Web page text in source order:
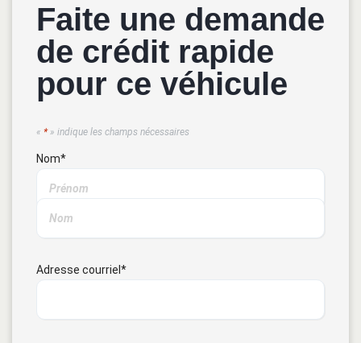
Faite une demande
de crédit rapide
pour ce véhicule
« *» indique les champs nécessaires
Nom*
Adresse courriel *